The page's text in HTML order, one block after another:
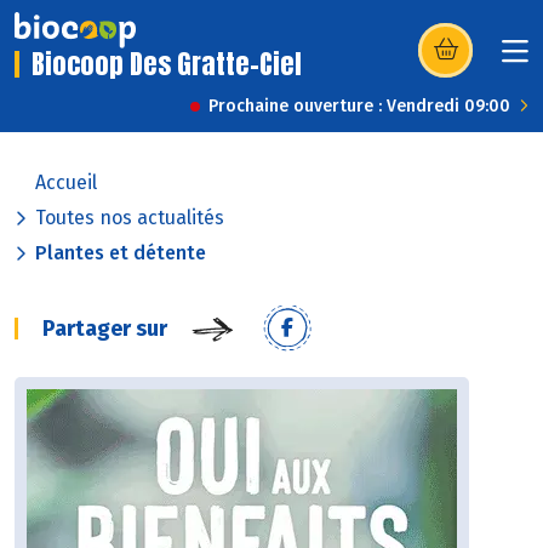
Biocoop Des Gratte-Ciel (s’ouvre dans
Prochaine ouverture : Vendredi 09:00
Accueil
Toutes nos actualités
Plantes et détente
Partager sur